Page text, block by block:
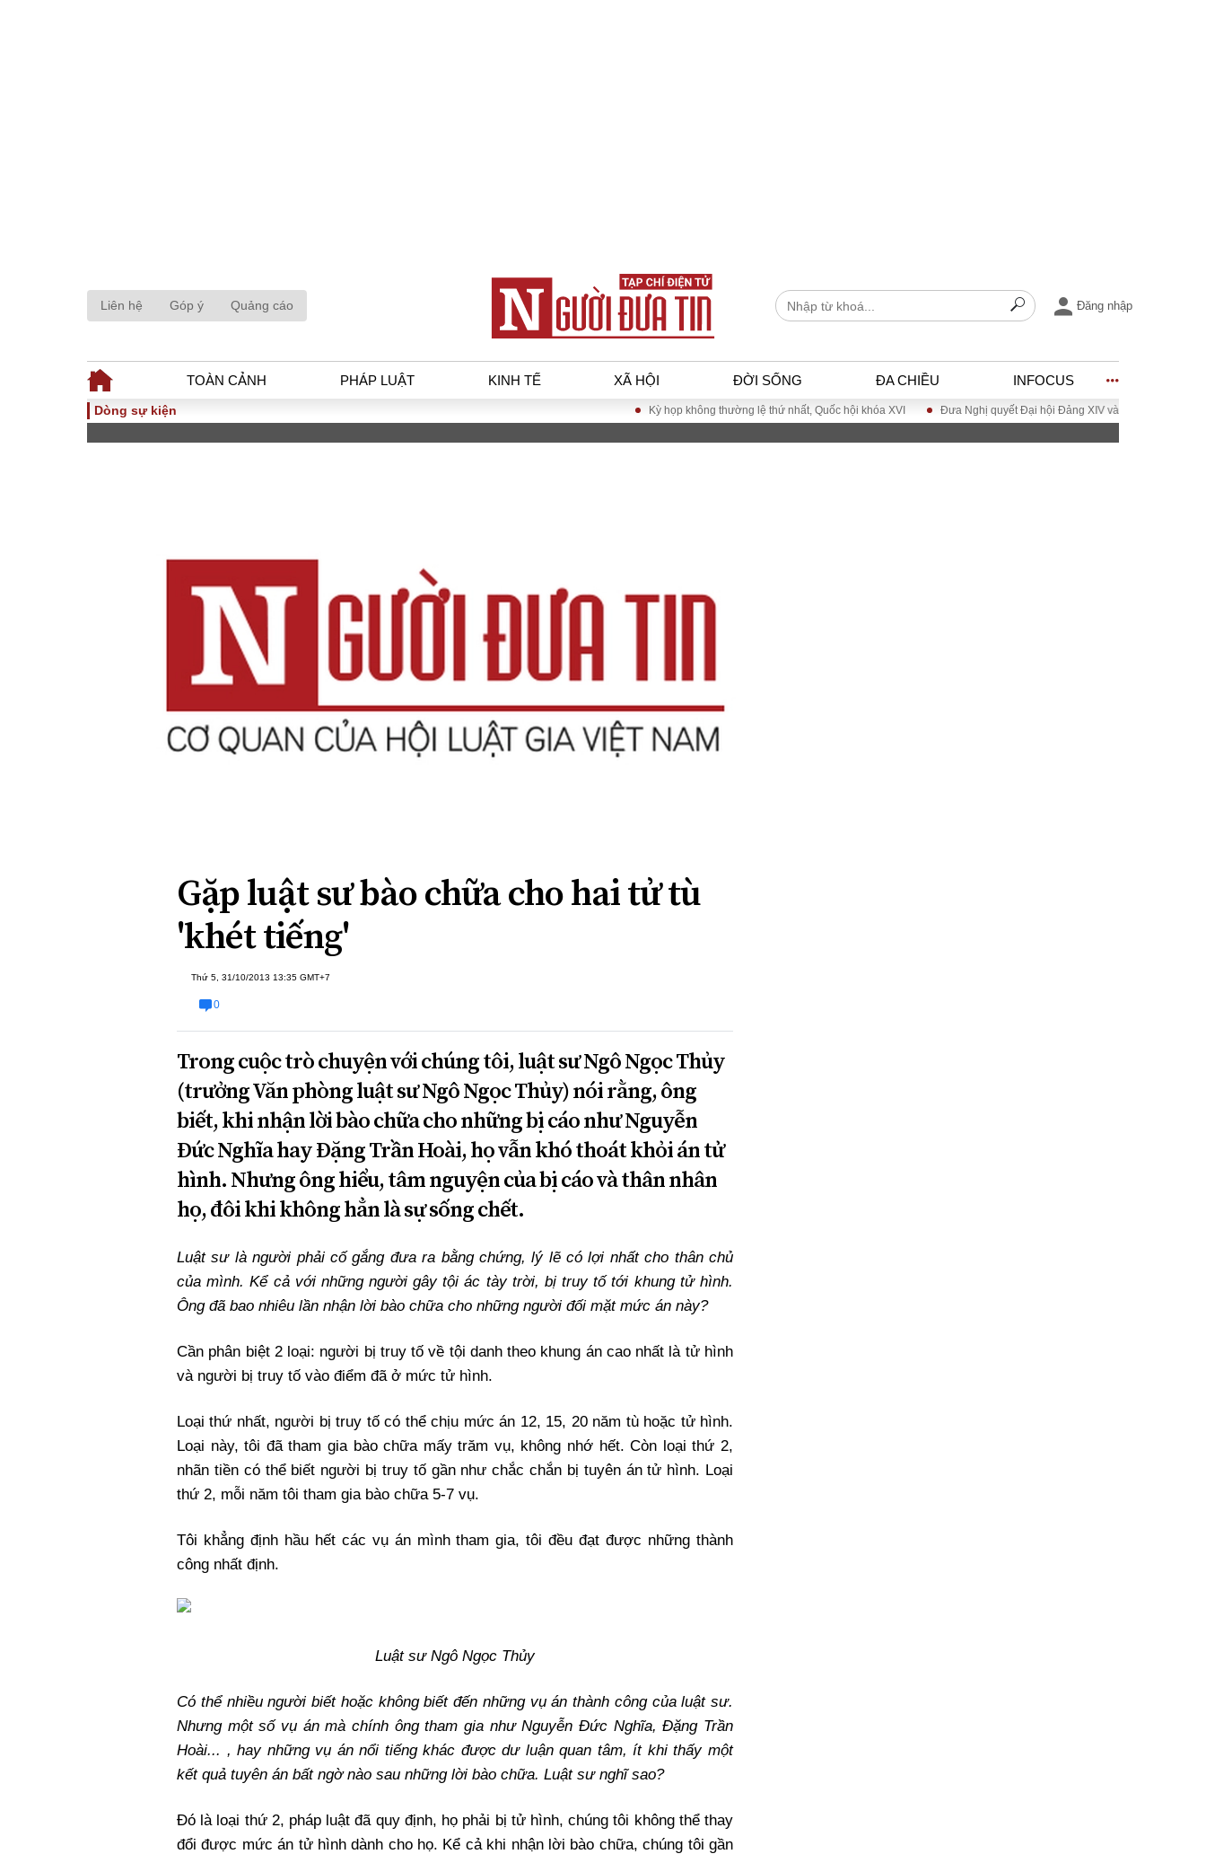
Liên hệ Góp ý Quảng cáo Đăng nhập
TOÀN CẢNH PHÁP LUẬT KINH TẾ XÃ HỘI ĐỜI SỐNG ĐA CHIỀU INFOCUS
TOÀN CẢNH PHÁP LUẬT
Tiếng nói công dân
An ninh - Hình sự
KINH TẾ
nghiệp
Tiêu dùng và dư
luận
Công nghệ
XÃ HỘI ĐỜI SỐNG
ĐA CHIỀU INFOCUS
Dòng sự kiện Kỳ họp không thường lệ thứ nhất, Quốc hội khóa XVI Đưa Nghị quyết Đại hội Đảng XIV vào cuộc sống
Gặp luật sư bào chữa cho hai tử tù
'khét tiếng'
Thứ 5, 31/10/2013 13:35 GMT+7
0
Trong cuộc trò chuyện với chúng tôi, luật sư Ngô Ngọc Thủy
(trưởng Văn phòng luật sư Ngô Ngọc Thủy) nói rằng, ông
biết, khi nhận lời bào chữa cho những bị cáo như Nguyễn
Đức Nghĩa hay Đặng Trần Hoài, họ vẫn khó thoát khỏi án tử
hình. Nhưng ông hiểu, tâm nguyện của bị cáo và thân nhân
họ, đôi khi không hẳn là sự sống chết.
Luật sư là người phải cố gắng đưa ra bằng chứng, lý lẽ có lợi nhất cho thân chủ
của mình. Kể cả với những người gây tội ác tày trời, bị truy tố tới khung tử hình.
Ông đã bao nhiêu lần nhận lời bào chữa cho những người đối mặt mức án này?
Cần phân biệt 2 loại: người bị truy tố về tội danh theo khung án cao nhất là tử hình
và người bị truy tố vào điểm đã ở mức tử hình.
Loại thứ nhất, người bị truy tố có thể chịu mức án 12, 15, 20 năm tù hoặc tử hình.
Loại này, tôi đã tham gia bào chữa mấy trăm vụ, không nhớ hết. Còn loại thứ 2,
nhãn tiền có thể biết người bị truy tố gần như chắc chắn bị tuyên án tử hình. Loại
thứ 2, mỗi năm tôi tham gia bào chữa 5-7 vụ.
Tôi khẳng định hầu hết các vụ án mình tham gia, tôi đều đạt được những thành
công nhất định.
Luật sư Ngô Ngọc Thủy
Có thể nhiều người biết hoặc không biết đến những vụ án thành công của luật sư.
Nhưng một số vụ án mà chính ông tham gia như Nguyễn Đức Nghĩa, Đặng Trần
Hoài... , hay những vụ án nổi tiếng khác được dư luận quan tâm, ít khi thấy một
kết quả tuyên án bất ngờ nào sau những lời bào chữa. Luật sư nghĩ sao?
Đó là loại thứ 2, pháp luật đã quy định, họ phải bị tử hình, chúng tôi không thể thay
đổi được mức án tử hình dành cho họ. Kể cả khi nhận lời bào chữa, chúng tôi gần